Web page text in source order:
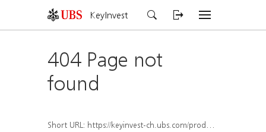
KeyInvest
404 Page not
found
Short URL: https://keyinvest-ch.ubs.com/produkt/detail/index/isin/CH1579305363